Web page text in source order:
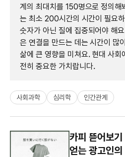
계의 최대치를 150명으로 정의해
는 최소 200시간의 시간이 필요
숫자가 아닌 질에 집중되어야 해
은 연결을 만드는 데는 시간이 많
삶에 큰 영향을 미쳐요. 현대 사회
전히 중요한 가치랍니다.
사회과학 심리학 인간관계
카피 뜯어보
얻는 광고인의